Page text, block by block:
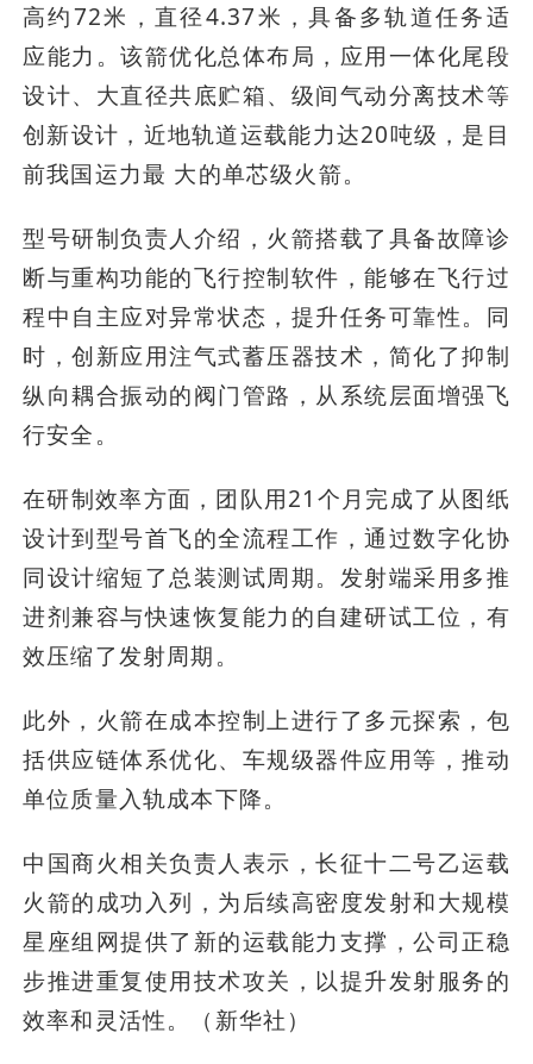
高约72米，直径4.37米，具备多轨道任务适
应能力。该箭优化总体布局，应用一体化尾段
设计、大直径共底贮箱、级间气动分离技术等
创新设计，近地轨道运载能力达20吨级，是目
前我国运力最 大的单芯级火箭。
型号研制负责人介绍，火箭搭载了具备故障诊
断与重构功能的飞行控制软件，能够在飞行过
程中自主应对异常状态，提升任务可靠性。同
时，创新应用注气式蓄压器技术，简化了抑制
纵向耦合振动的阀门管路，从系统层面增强飞
行安全。
在研制效率方面，团队用21个月完成了从图纸
设计到型号首飞的全流程工作，通过数字化协
同设计缩短了总装测试周期。发射端采用多推
进剂兼容与快速恢复能力的自建研试工位，有
效压缩了发射周期。
此外，火箭在成本控制上进行了多元探索，包
括供应链体系优化、车规级器件应用等，推动
单位质量入轨成本下降。
中国商火相关负责人表示，长征十二号乙运载
火箭的成功入列，为后续高密度发射和大规模
星座组网提供了新的运载能力支撑，公司正稳
步推进重复使用技术攻关，以提升发射服务的
效率和灵活性。（新华社）